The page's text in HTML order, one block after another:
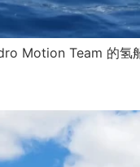
Motion Team 的氢